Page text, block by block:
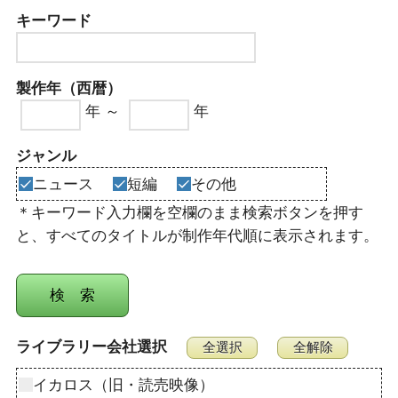
キーワード
製作年（西暦）
年 ～
年
ジャンル
ニュース
短編
その他
＊キーワード入力欄を空欄のまま検索ボタンを押す
と、すべてのタイトルが制作年代順に表示されます。
ライブラリー会社選択
イカロス（旧・読売映像）